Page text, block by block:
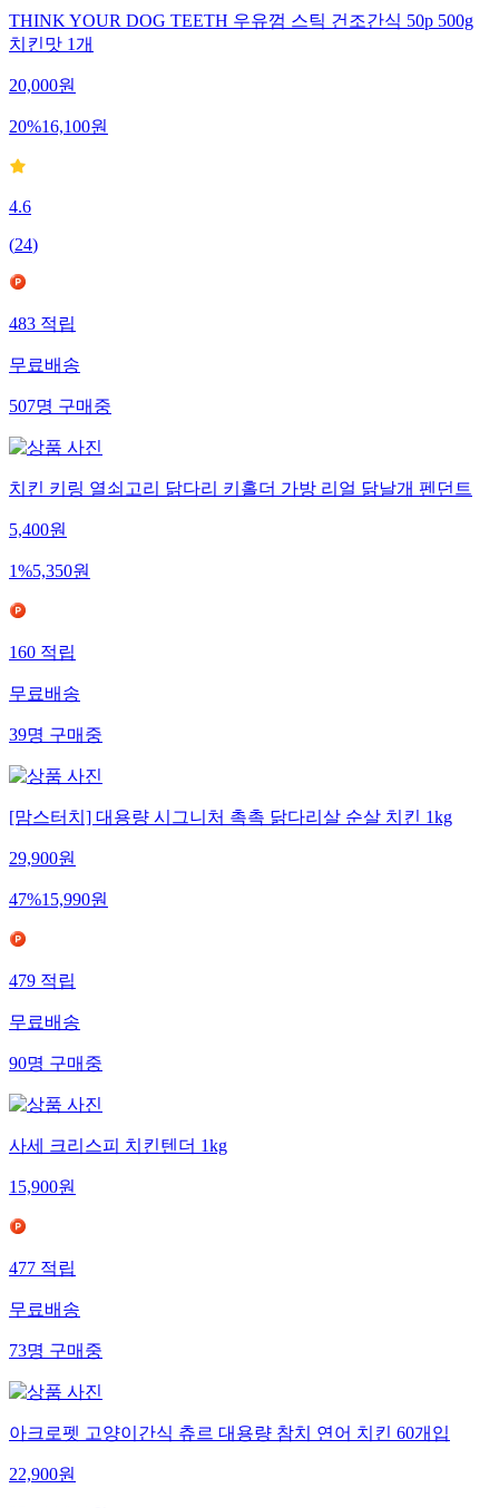
THINK YOUR DOG TEETH 우유껌 스틱 건조간식 50p 500g
치킨맛 1개
20,000원
20%16,100원
4.6
(24)
483 적립
무료배송
507명 구매중
치킨 키링 열쇠고리 닭다리 키홀더 가방 리얼 닭날개 펜던트
5,400원
1%5,350원
160 적립
무료배송
39명 구매중
[맘스터치] 대용량 시그니처 촉촉 닭다리살 순살 치킨 1kg
29,900원
47%15,990원
479 적립
무료배송
90명 구매중
사세 크리스피 치킨텐더 1kg
15,900원
477 적립
무료배송
73명 구매중
아크로펫 고양이간식 츄르 대용량 참치 연어 치킨 60개입
22,900원